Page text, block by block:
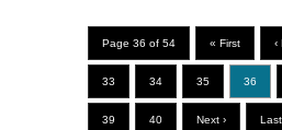
Page 36 of 54 « First ‹
33 34 35 36
39 40 Next ›